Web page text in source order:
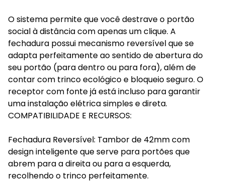
O sistema permite que você destrave o portão
social à distância com apenas um clique. A
fechadura possui mecanismo reversível que se
adapta perfeitamente ao sentido de abertura do
seu portão (para dentro ou para fora), além de
contar com trinco ecológico e bloqueio seguro. O
receptor com fonte já está incluso para garantir
uma instalação elétrica simples e direta.
COMPATIBILIDADE E RECURSOS:
Fechadura Reversível: Tambor de 42mm com
design inteligente que serve para portões que
abrem para a direita ou para a esquerda,
recolhendo o trinco perfeitamente.